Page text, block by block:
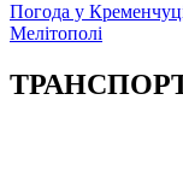
Погода у
Мелітополі